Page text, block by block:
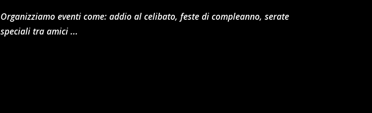
Organizziamo eventi come: addio al celibato, feste di compleanno, serate
speciali tra amici ...